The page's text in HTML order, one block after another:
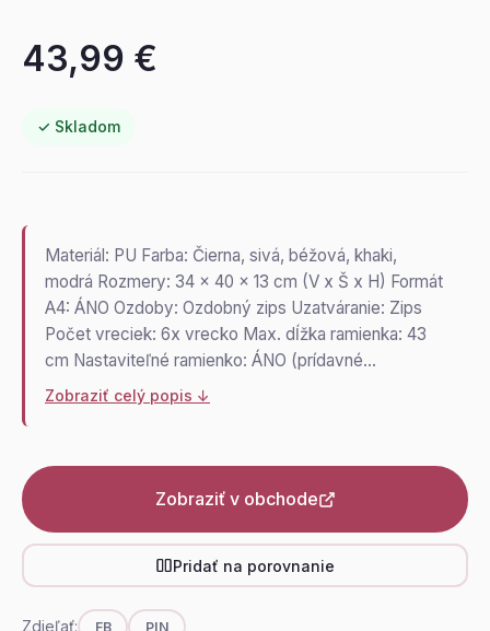
43,99 €
✓ Skladom
Materiál: PU Farba: Čierna, sivá, béžová, khaki,
modrá Rozmery: 34 x 40 x 13 cm (V x Š x H) Formát
A4: ÁNO Ozdoby: Ozdobný zips Uzatváranie: Zips
Počet vreciek: 6x vrecko Max. dĺžka ramienka: 43
cm Nastaviteľné ramienko: ÁNO (prídavné…
Zobraziť celý popis ↓
Zobraziť v obchode
Pridať na porovnanie
Zdieľať: FB PIN